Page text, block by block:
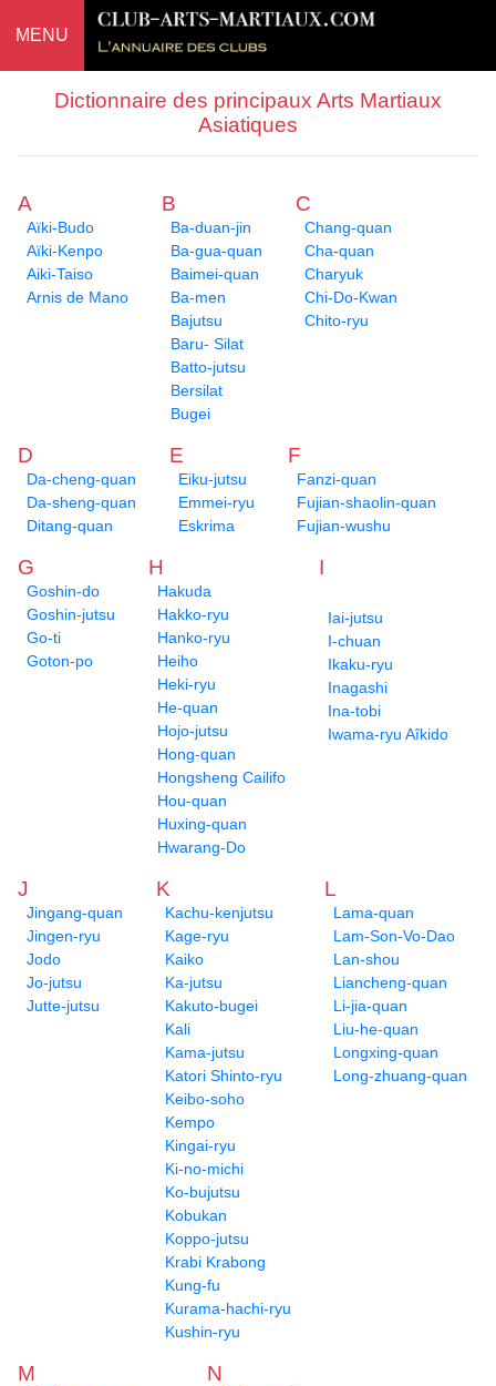
MENU
Dictionnaire des principaux Arts Martiaux
Asiatiques
A
Aïki-Budo
Aïki-Kenpo
Aiki-Taiso
Arnis de Mano
B
Ba-duan-jin
Ba-gua-quan
Baimei-quan
Ba-men
Bajutsu
Baru- Silat
Batto-jutsu
Bersilat
Bugei
C
Chang-quan
Cha-quan
Charyuk
Chi-Do-Kwan
Chito-ryu
D
Da-cheng-quan
Da-sheng-quan
Ditang-quan
E
Eiku-jutsu
Emmei-ryu
Eskrima
F
Fanzi-quan
Fujian-shaolin-quan
Fujian-wushu
G
Goshin-do
Goshin-jutsu
Go-ti
Goton-po
H
Hakuda
Hakko-ryu
Hanko-ryu
Heiho
Heki-ryu
He-quan
Hojo-jutsu
Hong-quan
Hongsheng Cailifo
Hou-quan
Huxing-quan
Hwarang-Do
I
Iai-jutsu
I-chuan
Ikaku-ryu
Inagashi
Ina-tobi
Iwama-ryu Aîkido
J
Jingang-quan
Jingen-ryu
Jodo
Jo-jutsu
Jutte-jutsu
K
Kachu-kenjutsu
Kage-ryu
Kaiko
Ka-jutsu
Kakuto-bugei
Kali
Kama-jutsu
Katori Shinto-ryu
Keibo-soho
Kempo
Kingai-ryu
Ki-no-michi
Ko-bujutsu
Kobukan
Koppo-jutsu
Krabi Krabong
Kung-fu
Kurama-hachi-ryu
Kushin-ryu
L
Lama-quan
Lam-Son-Vo-Dao
Lan-shou
Liancheng-quan
Li-jia-quan
Liu-he-quan
Longxing-quan
Long-zhuang-quan
M N